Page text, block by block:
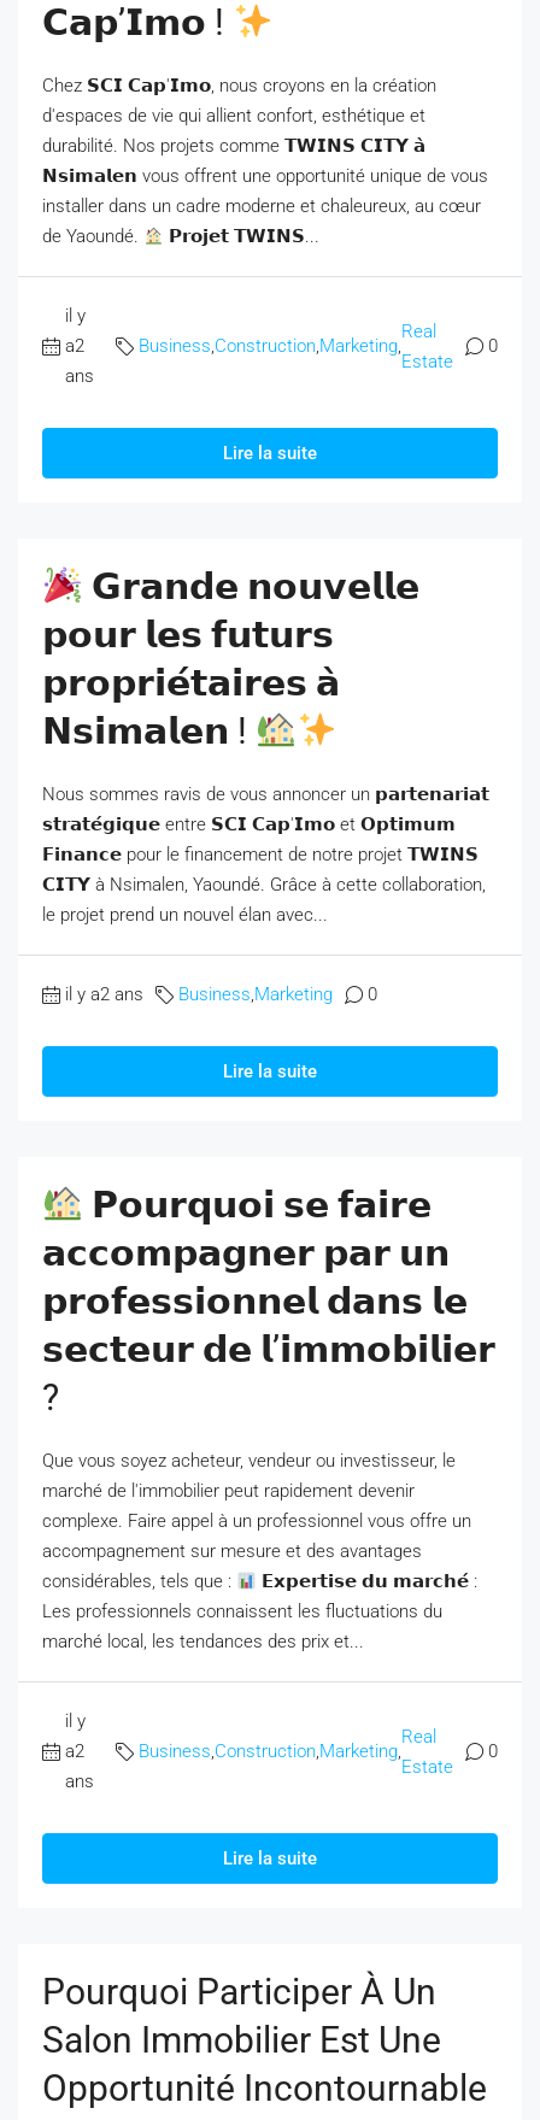
𝗖𝗮𝗽’𝗜𝗺𝗼 !
Chez 𝗦𝗖𝗜 𝗖𝗮𝗽'𝗜𝗺𝗼, nous croyons en la création
d'espaces de vie qui allient confort, esthétique et
durabilité. Nos projets comme 𝗧𝗪𝗜𝗡𝗦 𝗖𝗜𝗧𝗬 𝗮̀
𝗡𝘀𝗶𝗺𝗮𝗹𝗲𝗻 vous offrent une opportunité unique de vous
installer dans un cadre moderne et chaleureux, au cœur
de Yaoundé.
𝗣𝗿𝗼𝗷𝗲𝘁 𝗧𝗪𝗜𝗡𝗦...
il y
a2
ans
Business,Construction,Marketing,
Real
Estate
0
Lire la suite
𝗚𝗿𝗮𝗻𝗱𝗲 𝗻𝗼𝘂𝘃𝗲𝗹𝗹𝗲
𝗽𝗼𝘂𝗿 𝗹𝗲𝘀 𝗳𝘂𝘁𝘂𝗿𝘀
𝗽𝗿𝗼𝗽𝗿𝗶𝗲́𝘁𝗮𝗶𝗿𝗲𝘀 𝗮̀
𝗡𝘀𝗶𝗺𝗮𝗹𝗲𝗻 !
Nous sommes ravis de vous annoncer un 𝗽𝗮𝗿𝘁𝗲𝗻𝗮𝗿𝗶𝗮𝘁
𝘀𝘁𝗿𝗮𝘁𝗲́𝗴𝗶𝗾𝘂𝗲 entre 𝗦𝗖𝗜 𝗖𝗮𝗽'𝗜𝗺𝗼 et 𝗢𝗽𝘁𝗶𝗺𝘂𝗺
𝗙𝗶𝗻𝗮𝗻𝗰𝗲 pour le financement de notre projet 𝗧𝗪𝗜𝗡𝗦
𝗖𝗜𝗧𝗬 à Nsimalen, Yaoundé. Grâce à cette collaboration,
le projet prend un nouvel élan avec...
il y a2 ans Business,Marketing 0
Lire la suite
𝗣𝗼𝘂𝗿𝗾𝘂𝗼𝗶 𝘀𝗲 𝗳𝗮𝗶𝗿𝗲
𝗮𝗰𝗰𝗼𝗺𝗽𝗮𝗴𝗻𝗲𝗿 𝗽𝗮𝗿 𝘂𝗻
𝗽𝗿𝗼𝗳𝗲𝘀𝘀𝗶𝗼𝗻𝗻𝗲𝗹 𝗱𝗮𝗻𝘀 𝗹𝗲
𝘀𝗲𝗰𝘁𝗲𝘂𝗿 𝗱𝗲 𝗹’𝗶𝗺𝗺𝗼𝗯𝗶𝗹𝗶𝗲𝗿
?
Que vous soyez acheteur, vendeur ou investisseur, le
marché de l'immobilier peut rapidement devenir
complexe. Faire appel à un professionnel vous offre un
accompagnement sur mesure et des avantages
considérables, tels que :
𝗘𝘅𝗽𝗲𝗿𝘁𝗶𝘀𝗲 𝗱𝘂 𝗺𝗮𝗿𝗰𝗵𝗲́ :
Les professionnels connaissent les fluctuations du
marché local, les tendances des prix et...
il y
a2
ans
Business,Construction,Marketing,
Real
Estate
0
Lire la suite
Pourquoi Participer À Un
Salon Immobilier Est Une
Opportunité Incontournable